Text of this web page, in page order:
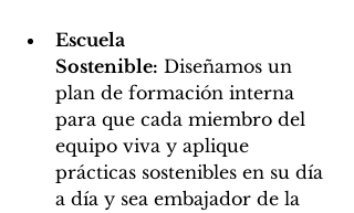
Escuela
Sostenible: Diseñamos un
plan de formación interna
para que cada miembro del
equipo viva y aplique
prácticas sostenibles en su día
a día y sea embajador de la